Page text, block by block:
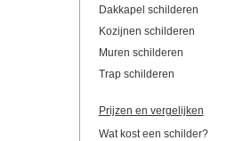
Dakkapel schilderen
Kozijnen schilderen
Muren schilderen
Trap schilderen
Prijzen en vergelijken
Wat kost een schilder?